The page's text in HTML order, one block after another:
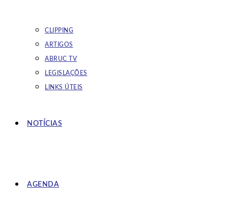
CLIPPING
ARTIGOS
ABRUC TV
LEGISLAÇÕES
LINKS ÚTEIS
NOTÍCIAS
AGENDA